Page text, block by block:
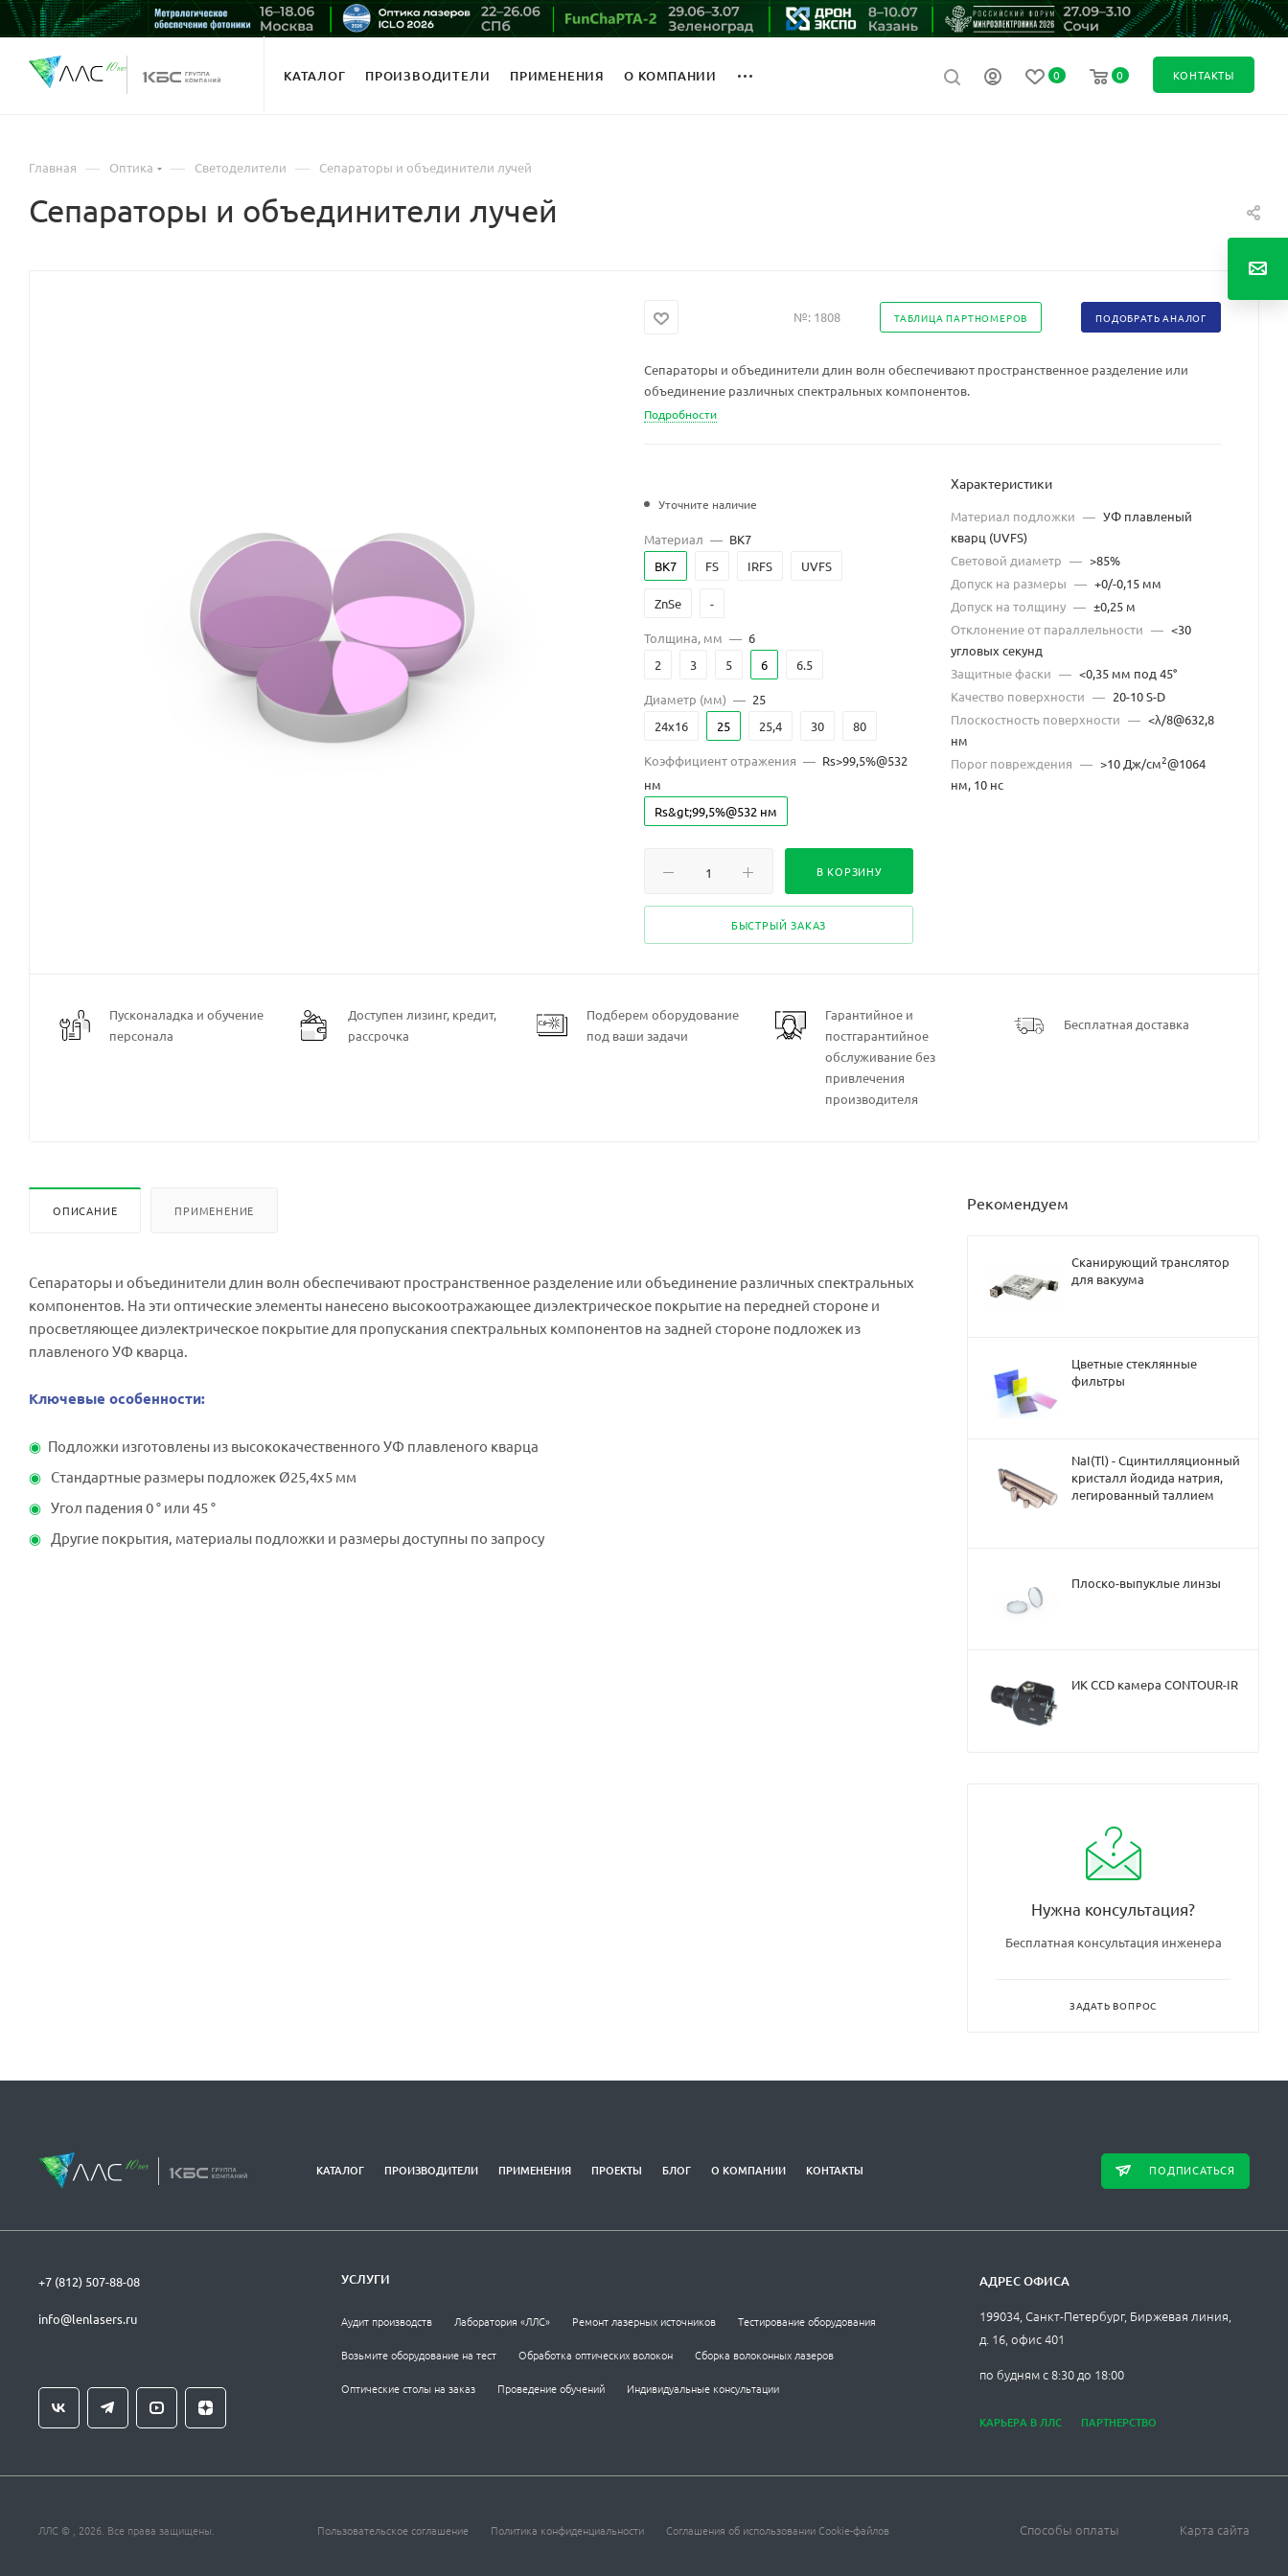
КАТАЛОГ ПРОИЗВОДИТЕЛИ ПРИМЕНЕНИЯ О КОМПАНИИ 0 0 КОНТАКТЫ
Главная — Оптика — Светоделители — Сепараторы и объединители лучей
Сепараторы и объединители лучей
№: 1808 ТАБЛИЦА ПАРТНОМЕРОВ ПОДОБРАТЬ АНАЛОГ
Сепараторы и объединители длин волн обеспечивают пространственное разделение или
объединение различных спектральных компонентов.
Подробности
Уточните наличие
Материал — BK7
BK7
FS IRFS UVFS
ZnSe -
Толщина, мм — 6
2
3 5 6 6.5
Диаметр (мм) — 25
24x16
25 25,4 30 80
Коэффициент отражения — Rs>99,5%@532
нм
Rs&gt;99,5%@532 нм
В КОРЗИНУ
БЫСТРЫЙ ЗАКАЗ
Характеристики
Материал подложки — УФ плавленый
кварц (UVFS)
Световой диаметр — >85%
Допуск на размеры — +0/-0,15 мм
Допуск на толщину — ±0,25 м
Отклонение от параллельности — <30
угловых секунд
Защитные фаски — <0,35 мм под 45°
Качество поверхности — 20-10 S-D
Плоскостность поверхности — <λ/8@632,8
нм
Порог повреждения — >10 Дж/см2@1064
нм, 10 нс
Пусконаладка и обучение
персонала
Доступен лизинг, кредит,
рассрочка
Подберем оборудование
под ваши задачи
Гарантийное и
постгарантийное
обслуживание без
привлечения
производителя
Бесплатная доставка
ОПИСАНИЕ ПРИМЕНЕНИЕ
Сепараторы и объединители длин волн обеспечивают пространственное разделение или объединение различных спектральных
компонентов. На эти оптические элементы нанесено высокоотражающее диэлектрическое покрытие на передней стороне и
просветляющее диэлектрическое покрытие для пропускания спектральных компонентов на задней стороне подложек из
плавленого УФ кварца.
Ключевые особенности:
Подложки изготовлены из высококачественного УФ плавленого кварца
Стандартные размеры подложек Ø25,4x5 мм
Угол падения 0 ° или 45 °
Другие покрытия, материалы подложки и размеры доступны по запросу
Рекомендуем
Сканирующий транслятор
для вакуума
Цветные стеклянные
фильтры
NaI(Tl) - Сцинтилляционный
кристалл йодида натрия,
легированный таллием
Плоско-выпуклые линзы
ИК CCD камера CONTOUR-IR
Нужна консультация?
Бесплатная консультация инженера
ЗАДАТЬ ВОПРОС
КАТАЛОГ ПРОИЗВОДИТЕЛИ ПРИМЕНЕНИЯ ПРОЕКТЫ БЛОГ О КОМПАНИИ КОНТАКТЫ ПОДПИСАТЬСЯ
+7 (812) 507-88-08
info@lenlasers.ru
УСЛУГИ
Аудит производств Лаборатория «ЛЛС» Ремонт лазерных источников Тестирование оборудования
Возьмите оборудование на тест Обработка оптических волокон Сборка волоконных лазеров
Оптические столы на заказ Проведение обучений Индивидуальные консультации
АДРЕС ОФИСА
199034, Санкт-Петербург, Биржевая линия,
д. 16, офис 401
по будням с 8:30 до 18:00
КАРЬЕРА В ЛЛС ПАРТНЕРСТВО
ЛЛС © , 2026. Все права защищены. Пользовательское соглашение Политика конфиденциальности Соглашения об использовании Cookie-файлов Способы оплаты Карта сайта